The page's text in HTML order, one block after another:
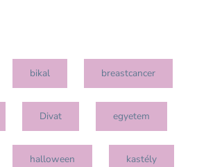
bikal breastcancer
Divat egyetem
halloween kastély